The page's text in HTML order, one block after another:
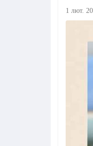
1 лют.